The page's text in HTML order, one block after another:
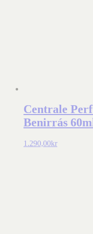
Centrale
Benirrás
1.290,00kr